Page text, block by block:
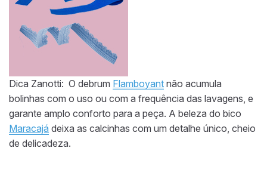
Dica Zanotti: O debrum Flamboyant não acumula
bolinhas com o uso ou com a frequência das lavagens, e
garante amplo conforto para a peça. A beleza do bico
Maracajá deixa as calcinhas com um detalhe único, cheio
de delicadeza.